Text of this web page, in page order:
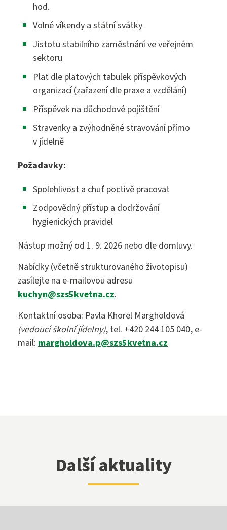
Bezpečnostně právní činnost
Diplomovaný nutriční terapeut
Diplomovaná všeobecná sestra
Diplomovaná dětská sestra
Jídelníček
244 105 001
sekretariat@szs5kvetna.cz
hod.
Volné víkendy a státní svátky
Jistotu stabilního zaměstnání ve veřejném
sektoru
Plat dle platových tabulek příspěvkových
organizací (zařazení dle praxe a vzdělání)
Příspěvek na důchodové pojištění
Stravenky a zvýhodněné stravování přímo
v jídelně
Požadavky:
Spolehlivost a chuť poctivě pracovat
Zodpovědný přístup a dodržování
hygienických pravidel
Nástup možný od 1. 9. 2026 nebo dle domluvy.
Nabídky (včetně strukturovaného životopisu)
zasílejte na e-mailovou adresu
kuchyn@szs5kvetna.cz.
Kontaktní osoba: Pavla Khorel Margholdová
(vedoucí školní jídelny), tel. +420 244 105 040, e-
mail: margholdova.p@szs5kvetna.cz
Další aktuality